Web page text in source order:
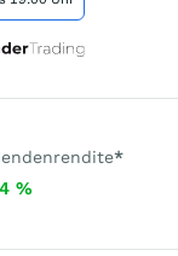
*
%